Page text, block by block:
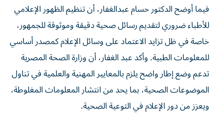
فيما أوضح الدكتور حسام عبدالغفار، أن تنظيم الظهور الإعلامي
للأطباء ضروري لتقديم رسائل صحية دقيقة وموثوقة للجمهور،
خاصة في ظل تزايد الاعتماد على وسائل الإعلام كمصدر أساسي
للمعلومات الطبية.وأكد عبد الغفار، أن وزارة الصحة المصرية
تدعم وضع إطار واضح يلزم بالمعايير المهنية والعلمية في تناول
الموضوعات الصحية، بما يحد من انتشار المعلومات المغلوطة،
ويعزز من دور الإعلام في التوعية الصحية.